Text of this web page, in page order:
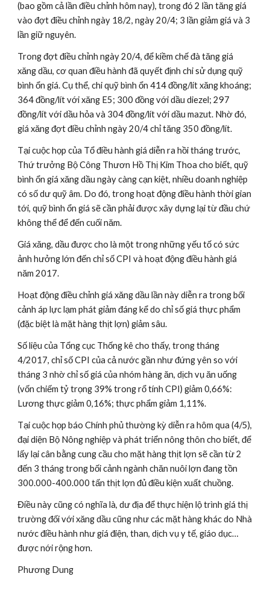
(bao gồm cả lần điều chỉnh hôm nay), trong đó 2 lần tăng giá
vào đợt điều chỉnh ngày 18/2, ngày 20/4; 3 lần giảm giá và 3
lần giữ nguyên.
Trong đợt điều chỉnh ngày 20/4, để kiềm chế đà tăng giá
xăng dầu, cơ quan điều hành đã quyết định chi sử dụng quỹ
bình ổn giá. Cụ thể, chi quỹ bình ổn 414 đồng/lít xăng khoáng;
364 đồng/lít với xăng E5; 300 đồng với dầu diezel; 297
đồng/lít với dầu hỏa và 304 đồng/lít với dầu mazut. Nhờ đó,
giá xăng đợt điều chỉnh ngày 20/4 chỉ tăng 350 đồng/lít.
Tại cuộc họp của Tổ điều hành giá diễn ra hồi tháng trước,
Thứ trưởng Bộ Công Thươn Hồ Thị Kim Thoa cho biết, quỹ
bình ổn giá xăng dầu ngày càng cạn kiệt, nhiều doanh nghiệp
có số dư quỹ âm. Do đó, trong hoạt động điều hành thời gian
tới, quỹ bình ổn giá sẽ cần phải được xây dựng lại từ đầu chứ
không thể để đến cuối năm.
Giá xăng, dầu được cho là một trong những yếu tố có sức
ảnh hưởng lớn đến chỉ số CPI và hoạt động điều hành giá
năm 2017.
Hoạt động điều chỉnh giá xăng dầu lần này diễn ra trong bối
cảnh áp lực lạm phát giảm đáng kể do chỉ số giá thực phẩm
(đặc biệt là mặt hàng thịt lợn) giảm sâu.
Số liệu của Tổng cục Thống kê cho thấy, trong tháng
4/2017, chỉ số CPI của cả nước gần như đứng yên so với
tháng 3 nhờ chỉ số giá của nhóm hàng ăn, dịch vụ ăn uống
(vốn chiếm tỷ trọng 39% trong rổ tính CPI) giảm 0,66%:
Lương thực giảm 0,16%; thực phẩm giảm 1,11%.
Tại cuộc họp báo Chính phủ thường kỳ diễn ra hôm qua (4/5),
đại diện Bộ Nông nghiệp và phát triển nông thôn cho biết, để
lấy lại cân bằng cung cầu cho mặt hàng thịt lợn sẽ cần từ 2
đến 3 tháng trong bối cảnh ngành chăn nuôi lợn đang tồn
300.000-400.000 tấn thịt lợn đủ điều kiện xuất chuồng.
Điều này cũng có nghĩa là, dư địa để thực hiện lộ trình giá thị
trường đối với xăng dầu cũng như các mặt hàng khác do Nhà
nước điều hành như giá điện, than, dịch vụ y tế, giáo dục…
được nới rộng hơn.
Phương Dung